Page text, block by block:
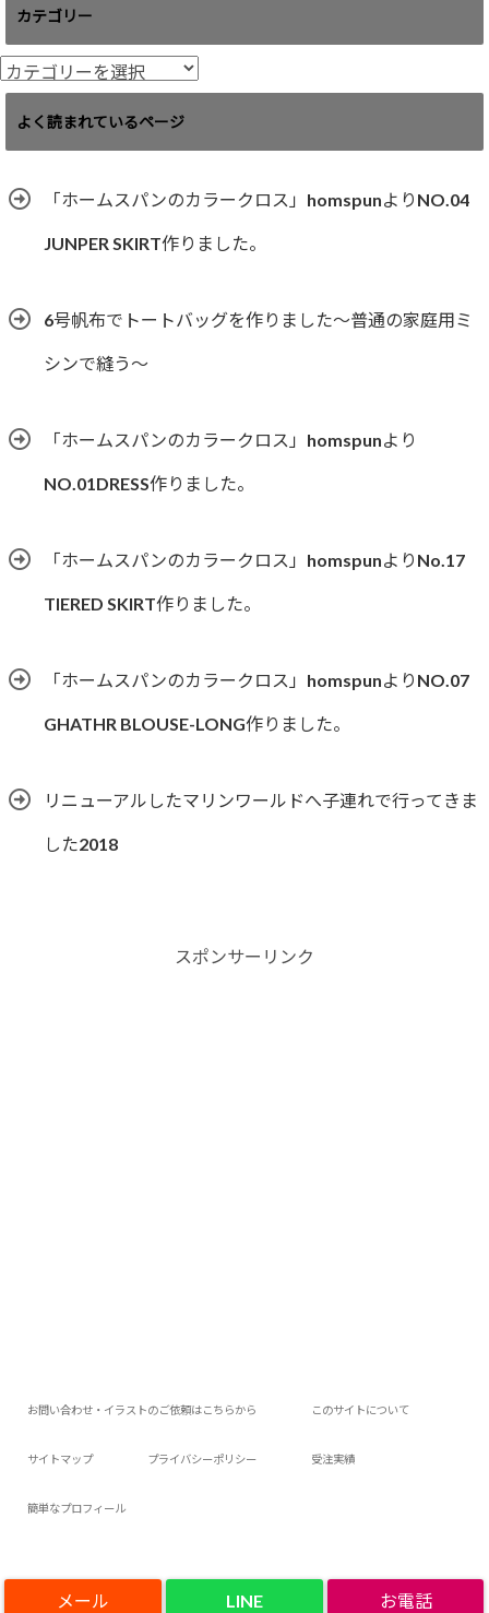
LINE
イ
ブ
カテゴリー
カ
テ
リ
よく読まれているページ
「ホームスパンのカラークロス」homspunよりNO.04
JUNPER SKIRT作りました。
6号帆布でトートバッグを作りました〜普通の家庭用ミ
シンで縫う〜
「ホームスパンのカラークロス」homspunより
NO.01DRESS作りました。
「ホームスパンのカラークロス」homspunよりNo.17
TIERED SKIRT作りました。
「ホームスパンのカラークロス」homspunよりNO.07
GHATHR BLOUSE-LONG作りました。
リニューアルしたマリンワールドへ子連れで行ってきま
した2018
スポンサーリンク
お問い合わせ・イラストのご依頼はこちらから このサイトについて
サイトマップ プライバシーポリシー 受注実績
簡単なプロフィール
Copyright© アロアロウィの今日は何作ろ？ , 2019 All Rights Reserved.